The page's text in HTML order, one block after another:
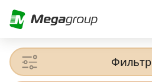
Фильтр